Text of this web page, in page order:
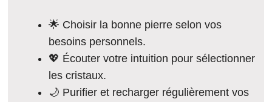
🌟 Choisir la bonne pierre selon vos
besoins personnels.
💖 Écouter votre intuition pour sélectionner
les cristaux.
🌙 Purifier et recharger régulièrement vos